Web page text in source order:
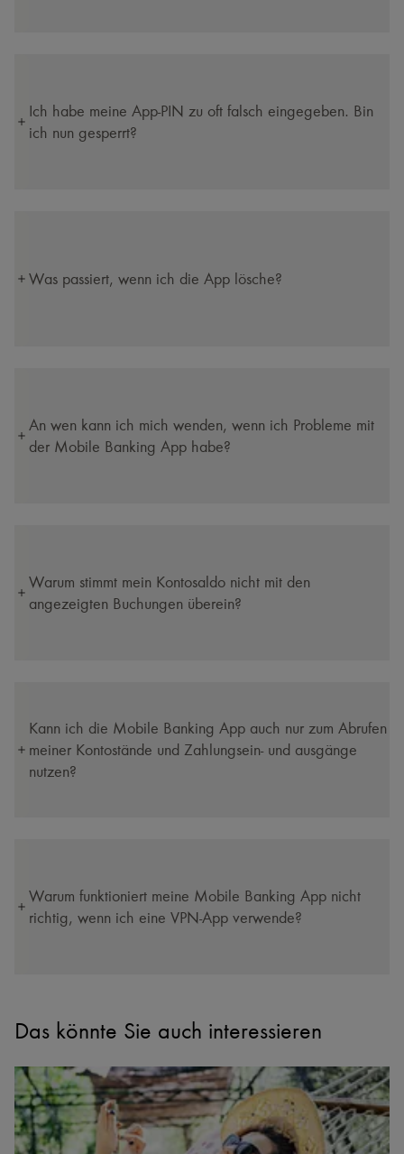
Ich habe meine App-PIN zu oft falsch eingegeben. Bin
ich nun gesperrt?
Was passiert, wenn ich die App lösche?
An wen kann ich mich wenden, wenn ich Probleme mit
der Mobile Banking App habe?
Warum stimmt mein Kontosaldo nicht mit den
angezeigten Buchungen überein?
Kann ich die Mobile Banking App auch nur zum Abrufen
meiner Kontostände und Zahlungsein- und ausgänge
nutzen?
Warum funktioniert meine Mobile Banking App nicht
richtig, wenn ich eine VPN-App verwende?
Das könnte Sie auch interessieren